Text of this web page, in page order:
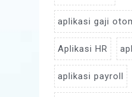
aplikasi gaji
Aplikasi HR
aplikasi payroll